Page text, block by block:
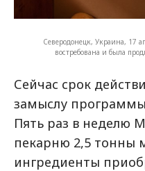
Северодонецк, Украина, 17
востребована и была
Сейчас срок
замыслу
Пять раз в неделю
пекарню 2,5 тонны
ингредиенты